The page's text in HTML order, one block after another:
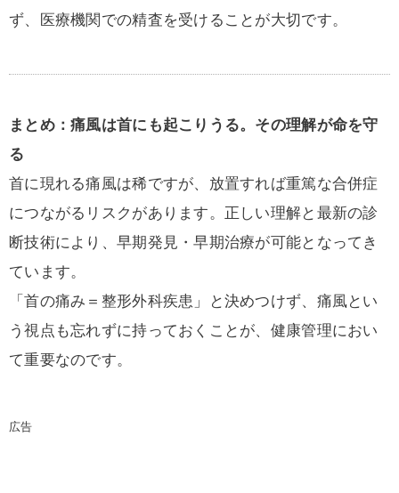
ず、医療機関での精査を受けることが大切です。
まとめ：痛風は首にも起こりうる。その理解が命を守
る
首に現れる痛風は稀ですが、放置すれば重篤な合併症
につながるリスクがあります。正しい理解と最新の診
断技術により、早期発見・早期治療が可能となってき
ています。
「首の痛み＝整形外科疾患」と決めつけず、痛風とい
う視点も忘れずに持っておくことが、健康管理におい
て重要なのです。
広告